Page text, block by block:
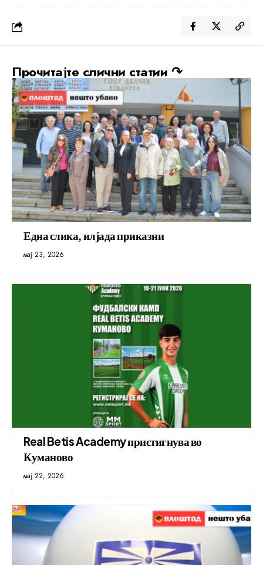
Прочитајте слични статии ↷
Една слика, илјада приказни
мај 23, 2026
Real Betis Academy пристигнува во
Куманово
мај 22, 2026